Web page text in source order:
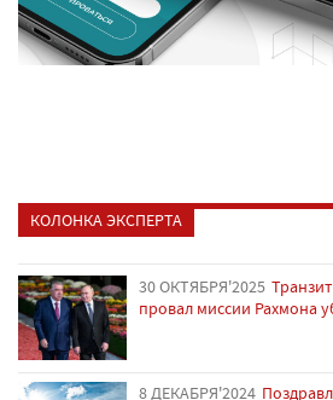
КОЛОНКА ЭКСПЕРТА
30 ОКТЯБРЯ'2025
провал миссии Рахмона
8 ДЕКАБРЯ'2024